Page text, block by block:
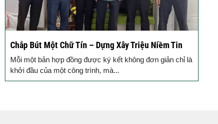
Động Thổ Xây Nhà – Khởi Đầu Vững Chắc, An Tâm
Đồng Hành
Mỗi ngôi nhà được khởi công động thổ là thêm một viên
gạch xây dựng nên niềm tin của Quý...